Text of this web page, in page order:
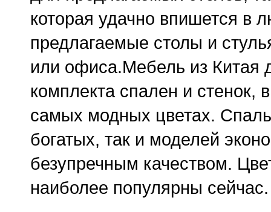
которая удачно впишется в
предлагаемые столы и
или офиса.Мебель из Китая
комплекта спален и
самых модных цветах.
богатых, так и моделей
безупречным качеством.
наиболее популярны сейчас.